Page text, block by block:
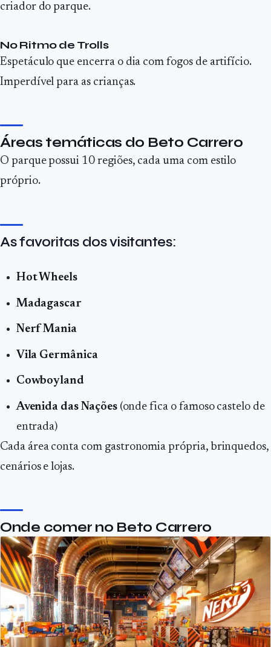
criador do parque.
No Ritmo de Trolls
Espetáculo que encerra o dia com fogos de artifício.
Imperdível para as crianças.
Áreas temáticas do Beto Carrero
O parque possui 10 regiões, cada uma com estilo
próprio.
As favoritas dos visitantes:
Hot Wheels
Madagascar
Nerf Mania
Vila Germânica
Cowboyland
Avenida das Nações(onde fica o famoso castelo de
entrada)
Cada área conta com gastronomia própria, brinquedos,
cenários e lojas.
Onde comer no Beto Carrero